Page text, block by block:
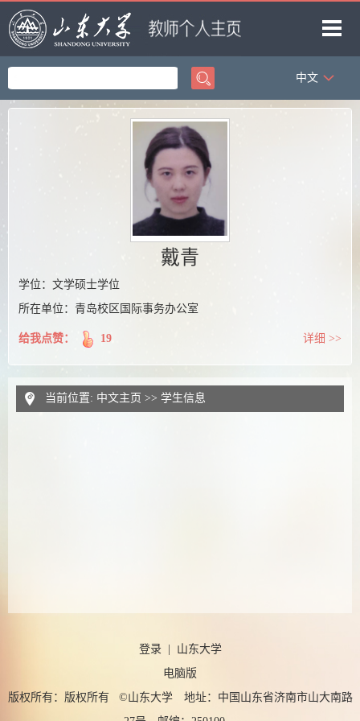
首页
中文
戴青
学位：文学硕士学位
所在单位：青岛校区国际事务办公室
给我点赞： 19 详细 >>
当前位置: 中文主页 >> 学生信息
登录| 山东大学
电脑版
版权所有：版权所有 ©山东大学 地址：中国山东省济南市山大南路